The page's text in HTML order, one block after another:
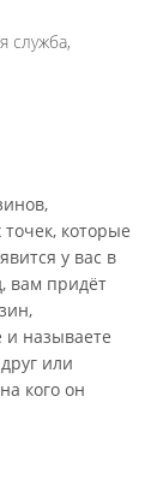
служба,
которые
у вас в
вам придёт
и называете
или
кого он